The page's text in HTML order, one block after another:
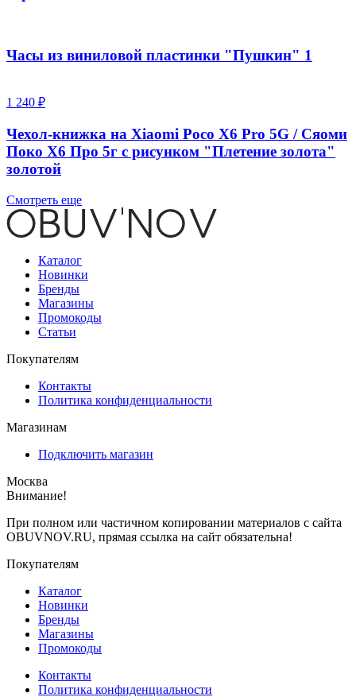
Часы из виниловой пластинки "Пушкин" 1
1 240 ₽
Чехол-книжка на Xiaomi Poco X6 Pro 5G / Сяоми
Поко Х6 Про 5г с рисунком "Плетение золота"
золотой
Смотреть еще
Каталог
Новинки
Бренды
Магазины
Промокоды
Статьи
Покупателям
Контакты
Политика конфиденциальности
Магазинам
Подключить магазин
Москва
Внимание!
При полном или частичном копировании материалов с сайта
OBUVNOV.RU, прямая ссылка на сайт обязательна!
Покупателям
Каталог
Новинки
Бренды
Магазины
Промокоды
Контакты
Политика конфиденциальности